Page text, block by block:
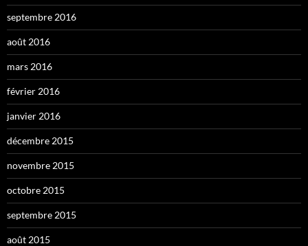
septembre 2016
août 2016
mars 2016
février 2016
janvier 2016
décembre 2015
novembre 2015
octobre 2015
septembre 2015
août 2015